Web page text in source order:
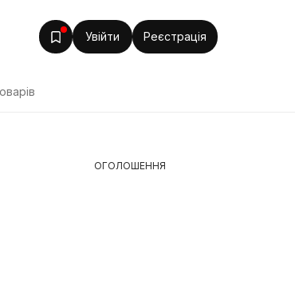
Увійти Реєстрація
ОГОЛОШЕННЯ